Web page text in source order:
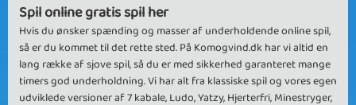
Spil online gratis spil her
Hvis du ønsker spænding og masser af underholdende online spil,
så er du kommet til det rette sted. På Komogvind.dk har vi altid en
lang række af sjove spil, så du er med sikkerhed garanteret mange
timers god underholdning. Vi har alt fra klassiske spil og vores egen
udviklede versioner af 7 kabale, Ludo, Yatzy, Hjerterfri, Minestryger,